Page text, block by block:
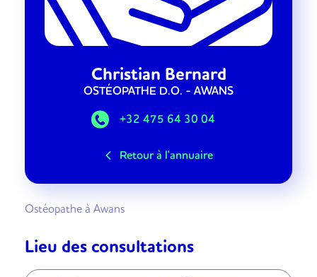
Retour à l'annuaire
Christian Bernard
OSTÉOPATHE D.O. - AWANS
+32 475 64 30 04
Ostéopathe à Awans
Lieu des consultations